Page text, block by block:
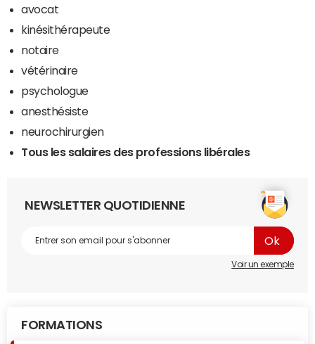
avocat
kinésithérapeute
notaire
vétérinaire
psychologue
anesthésiste
neurochirurgien
Tous les salaires des professions libérales
NEWSLETTER QUOTIDIENNE
Voir un exemple
FORMATIONS